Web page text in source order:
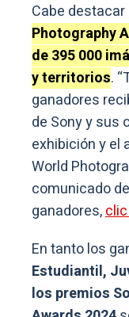
Cabe
Photography
de 395 000
y territorios.
ganadores
de Sony y sus
exhibición y el
World
comunicado
ganadores,
En tanto los
Estudiantil,
los premios